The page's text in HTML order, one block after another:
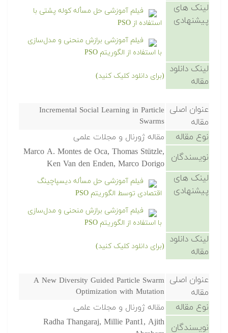
لینک های
پیشنهادی
فیلم آموزشی حل مسأله کوله پشتی با
استفاده از PSO
فیلم آموزشی برازش منحنی و مدل‌سازی
با استفاده از الگوریتم PSO
لینک دانلود
مقاله
(برای دانلود کلیک کنید)
عنوان اصلی
مقاله
Incremental Social Learning in Particle
Swarms
نوع مقاله مقاله ژورنال و مجلات علمی
نویسندگان
Marco A. Montes de Oca, Thomas Stützle,
Ken Van den Enden, Marco Dorigo
لینک های
پیشنهادی
فیلم آموزشی حل مسأله دیسپاچینگ
اقتصادی توسط الگوریتم PSO
فیلم آموزشی برازش منحنی و مدل‌سازی
با استفاده از الگوریتم PSO
لینک دانلود
مقاله
(برای دانلود کلیک کنید)
عنوان اصلی
مقاله
A New Diversity Guided Particle Swarm
Optimization with Mutation
نوع مقاله مقاله ژورنال و مجلات علمی
نویسندگان
Radha Thangaraj, Millie Pant1, Ajith